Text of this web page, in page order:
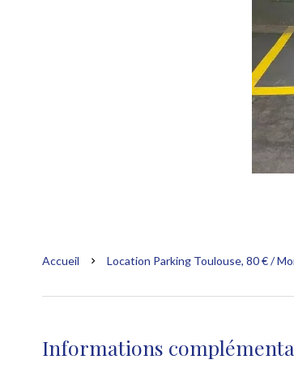
Accueil Location Parking Toulouse, 80 € /
Informations